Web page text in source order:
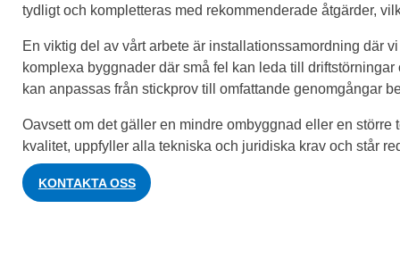
tydligt och kompletteras med rekommenderade åtgärder,
En viktig del av vårt arbete är installationssamordning där
komplexa byggnader där små fel kan leda till
kan anpassas från stickprov till omfattande genomgångar
Oavsett om det gäller en mindre ombyggnad eller en
kvalitet, uppfyller alla tekniska och juridiska krav och står
KONTAKTA OSS